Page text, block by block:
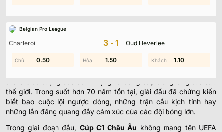
Belgian Pro League
Charleroi 3-1 Oud Heverlee
0.80 1.40 1.50
0.50 1.50 1.10
vương hứa hẹn đầy kịch tính và cảm xúc.
Quá Trình Ra Đời và Phát Triển của Giải Đấu
Cúp C1 Châu Âu
thế giới. Trong suốt hơn 70 năm tồn tại, giải đấu đã chứng kiến
biết bao cuộc lội ngược dòng, những trận cầu kịch tính hay
những lần đăng quang đầy cảm xúc của các đội bóng lớn.
Trong giai đoạn đầu, Cúp C1 Châu Âu không mang tên UEFA